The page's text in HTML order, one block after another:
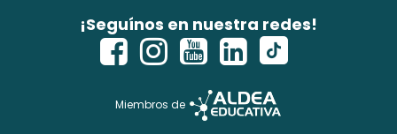
¡Seguínos en nuestra redes!
Miembros de